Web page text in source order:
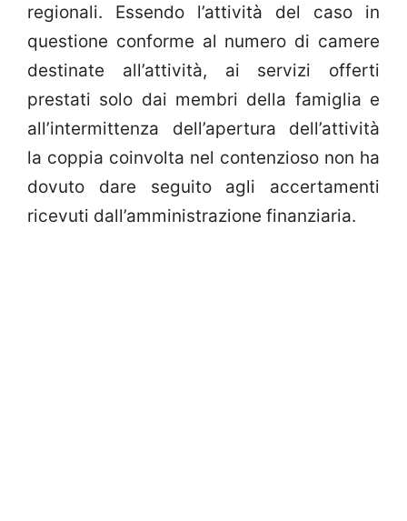
regionali. Essendo l’attività del caso in
questione conforme al numero di camere
destinate all’attività, ai servizi offerti
prestati solo dai membri della famiglia e
all’intermittenza dell’apertura dell’attività
la coppia coinvolta nel contenzioso non ha
dovuto dare seguito agli accertamenti
ricevuti dall’amministrazione finanziaria.